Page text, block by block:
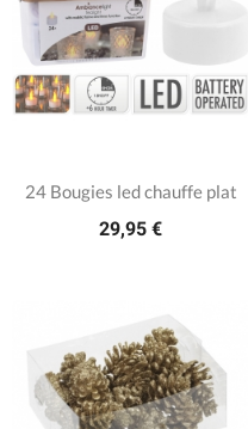
24 Bougies led chauffe plat
29,95 €